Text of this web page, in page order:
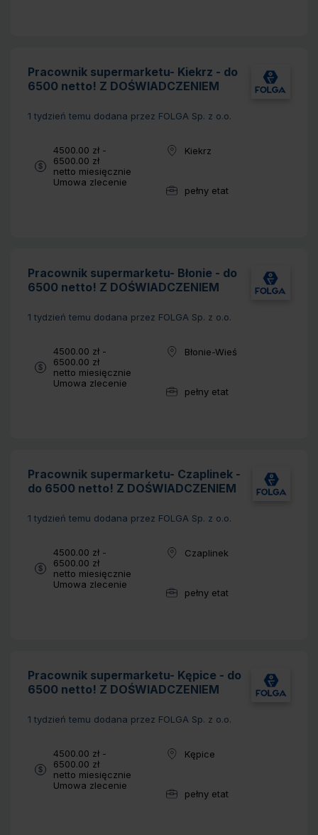
Pracownik supermarketu- Kiekrz - do
6500 netto! Z DOŚWIADCZENIEM
1 tydzień temu dodana przez FOLGA Sp. z o.o.
Wynagrodzenie:
4500.00 zł -
6500.00 zł
netto miesięcznie
Typ umowy:
Umowa zlecenie
Lokalizacja:
Kiekrz
Wymiar pracy:
pełny etat
Pracownik supermarketu- Błonie - do
6500 netto! Z DOŚWIADCZENIEM
1 tydzień temu dodana przez FOLGA Sp. z o.o.
Wynagrodzenie:
4500.00 zł -
6500.00 zł
netto miesięcznie
Typ umowy:
Umowa zlecenie
Lokalizacja:
Błonie-Wieś
Wymiar pracy:
pełny etat
Pracownik supermarketu- Czaplinek -
do 6500 netto! Z DOŚWIADCZENIEM
1 tydzień temu dodana przez FOLGA Sp. z o.o.
Wynagrodzenie:
4500.00 zł -
6500.00 zł
netto miesięcznie
Typ umowy:
Umowa zlecenie
Lokalizacja:
Czaplinek
Wymiar pracy:
pełny etat
Pracownik supermarketu- Kępice - do
6500 netto! Z DOŚWIADCZENIEM
1 tydzień temu dodana przez FOLGA Sp. z o.o.
Wynagrodzenie:
4500.00 zł -
6500.00 zł
netto miesięcznie
Typ umowy:
Umowa zlecenie
Lokalizacja:
Kępice
Wymiar pracy:
pełny etat